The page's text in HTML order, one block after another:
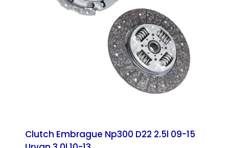
Clutch Embrague Np300 D22 2.5l 09-15